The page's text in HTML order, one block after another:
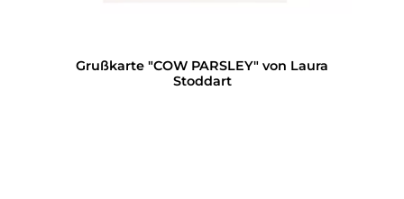
Grußkarte "COW PARSLEY" von Laura
Stoddart